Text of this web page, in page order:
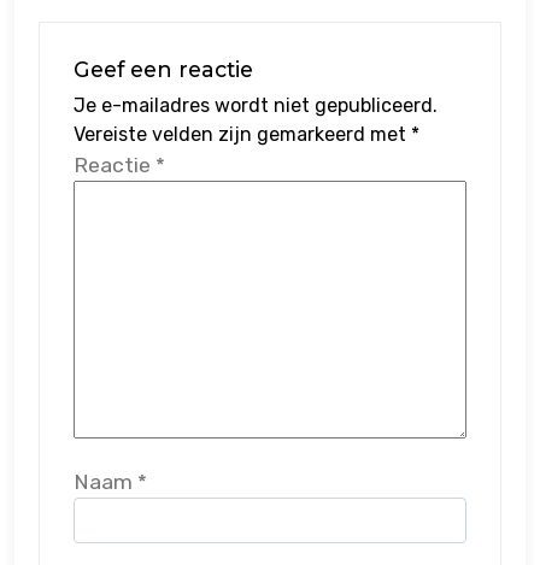
Geef een reactie
Je e-mailadres wordt niet gepubliceerd.
Vereiste velden zijn gemarkeerd met *
Reactie *
Naam *